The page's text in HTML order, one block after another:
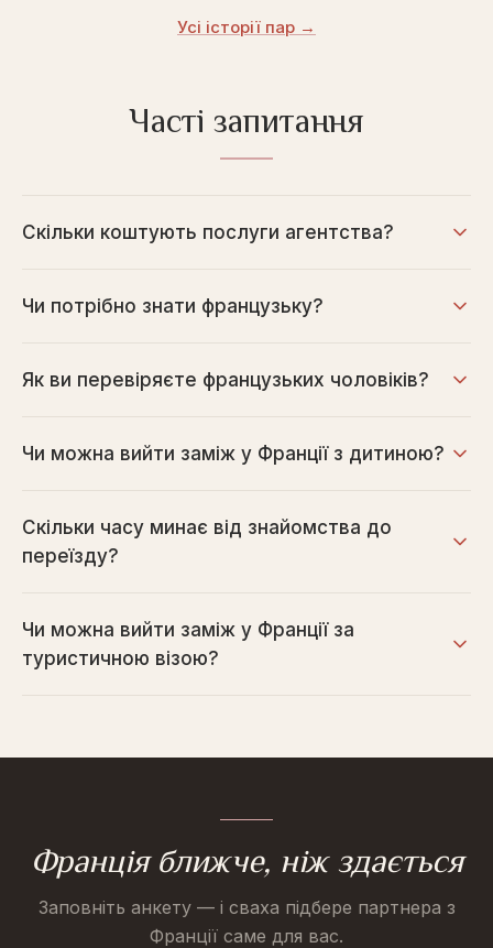
Усі історії пар →
Часті запитання
Скільки коштують послуги агентства?
Чи потрібно знати французьку?
Як ви перевіряєте французьких чоловіків?
Чи можна вийти заміж у Франції з дитиною?
Скільки часу минає від знайомства до
переїзду?
Чи можна вийти заміж у Франції за
туристичною візою?
Франція ближче, ніж здається
Заповніть анкету — і сваха підбере партнера з
Франції саме для вас.